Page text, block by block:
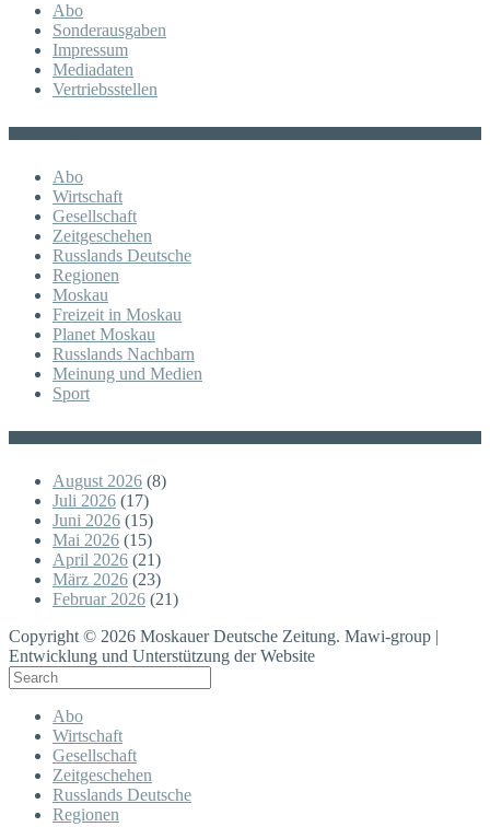
Abo
Sonderausgaben
Impressum
Mediadaten
Vertriebsstellen
Abo
Wirtschaft
Gesellschaft
Zeitgeschehen
Russlands Deutsche
Regionen
Moskau
Freizeit in Moskau
Planet Moskau
Russlands Nachbarn
Meinung und Medien
Sport
August 2026 (8)
Juli 2026 (17)
Juni 2026 (15)
Mai 2026 (15)
April 2026 (21)
März 2026 (23)
Februar 2026 (21)
Copyright © 2026 Moskauer Deutsche Zeitung. Mawi-group |
Entwicklung und Unterstützung der Website
Abo
Wirtschaft
Gesellschaft
Zeitgeschehen
Russlands Deutsche
Regionen